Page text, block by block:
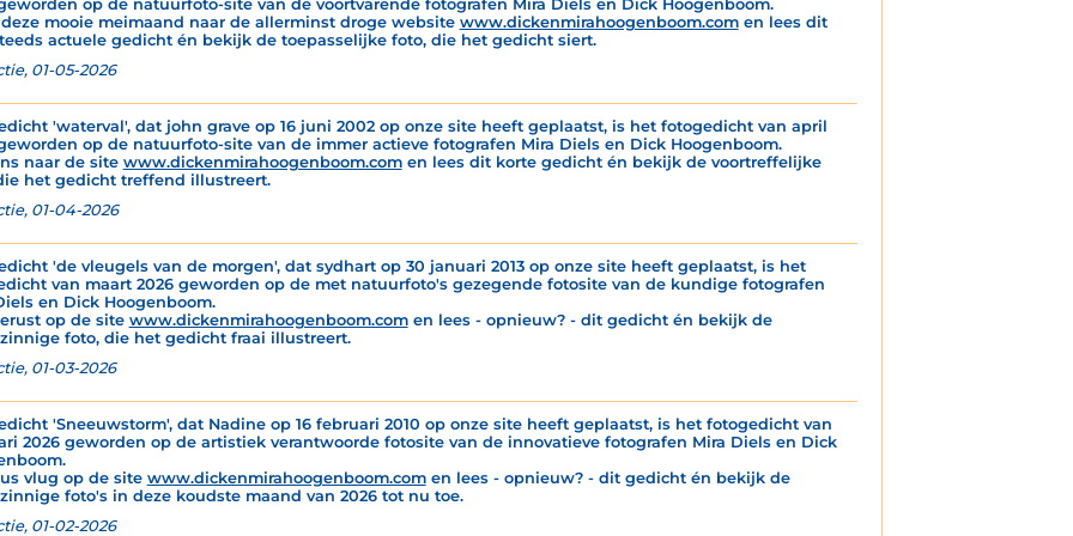
op de natuurfoto-site van de voortvarende fotografen Mira Diels en Dick Hoogenboom.
mooie meimaand naar de allerminst droge website www.dickenmirahoogenboom.comen lees dit
actuele gedicht én bekijk de toepasselijke foto, die het gedicht siert.
01-05-2026
'waterval', dat john grave op 16 juni 2002 op onze site heeft geplaatst, is het fotogedicht van april
op de natuurfoto-site van de immer actieve fotografen Mira Diels en Dick Hoogenboom.
naar de site www.dickenmirahoogenboom.comen lees dit korte gedicht én bekijk de voortreffelijke
het gedicht treffend illustreert.
01-04-2026
'de vleugels van de morgen', dat sydhart op 30 januari 2013 op onze site heeft geplaatst, is het
van maart 2026 geworden op de met natuurfoto's gezegende fotosite van de kundige fotografen
en Dick Hoogenboom.
op de site www.dickenmirahoogenboom.comen lees - opnieuw? - dit gedicht én bekijk de
foto, die het gedicht fraai illustreert.
01-03-2026
'Sneeuwstorm', dat Nadine op 16 februari 2010 op onze site heeft geplaatst, is het fotogedicht van
2026 geworden op de artistiek verantwoorde fotosite van de innovatieve fotografen Mira Diels en Dick
vlug op de site www.dickenmirahoogenboom.comen lees - opnieuw? - dit gedicht én bekijk de
foto's in deze koudste maand van 2026 tot nu toe.
01-02-2026